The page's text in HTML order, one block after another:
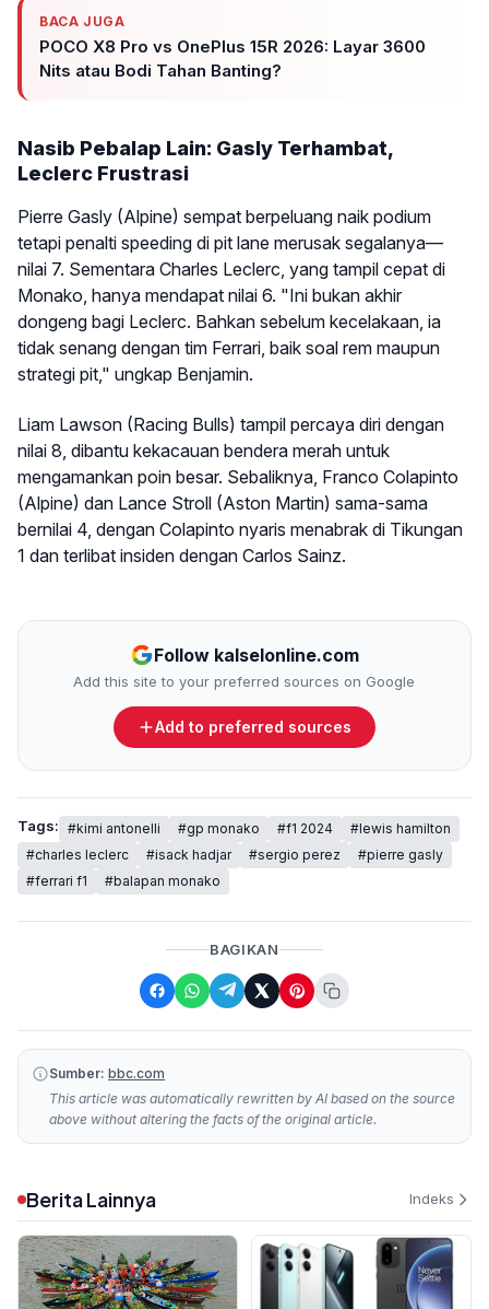
BACA JUGA
POCO X8 Pro vs OnePlus 15R 2026: Layar 3600
Nits atau Bodi Tahan Banting?
Nasib Pebalap Lain: Gasly Terhambat,
Leclerc Frustrasi
Pierre Gasly (Alpine) sempat berpeluang naik podium
tetapi penalti speeding di pit lane merusak segalanya—
nilai 7. Sementara Charles Leclerc, yang tampil cepat di
Monako, hanya mendapat nilai 6. "Ini bukan akhir
dongeng bagi Leclerc. Bahkan sebelum kecelakaan, ia
tidak senang dengan tim Ferrari, baik soal rem maupun
strategi pit," ungkap Benjamin.
Liam Lawson (Racing Bulls) tampil percaya diri dengan
nilai 8, dibantu kekacauan bendera merah untuk
mengamankan poin besar. Sebaliknya, Franco Colapinto
(Alpine) dan Lance Stroll (Aston Martin) sama-sama
bernilai 4, dengan Colapinto nyaris menabrak di Tikungan
1 dan terlibat insiden dengan Carlos Sainz.
Follow kalselonline.com
Add this site to your preferred sources on Google
Add to preferred sources
Tags: #kimi antonelli #gp monako #f1 2024
#lewis hamilton
#charles leclerc
#isack hadjar #sergio perez
#pierre gasly
#ferrari f1
#balapan monako
BAGIKAN
Sumber: bbc.com
This article was automatically rewritten by AI based on the source
above without altering the facts of the original article.
Berita Lainnya Indeks